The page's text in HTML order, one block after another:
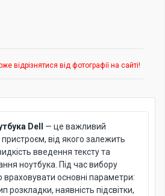
відрізнятися від фотографії на сайті!
Dell
— це важливий
від якого залежить
введення тексту та
ноутбука. Під час вибору
враховувати основні параметри:
розкладки, наявність підсвітки,